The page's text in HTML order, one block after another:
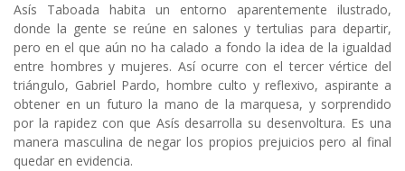
Asís Taboada habita un entorno aparentemente ilustrado,
donde la gente se reúne en salones y tertulias para departir,
pero en el que aún no ha calado a fondo la idea de la igualdad
entre hombres y mujeres. Así ocurre con el tercer vértice del
triángulo, Gabriel Pardo, hombre culto y reflexivo, aspirante a
obtener en un futuro la mano de la marquesa, y sorprendido
por la rapidez con que Asís desarrolla su desenvoltura. Es una
manera masculina de negar los propios prejuicios pero al final
quedar en evidencia.